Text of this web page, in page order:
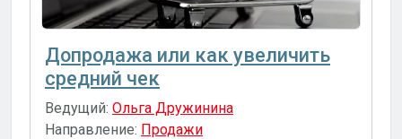
Допродажа или как увеличить
средний чек
Ведущий: Ольга Дружинина
Направление: Продажи